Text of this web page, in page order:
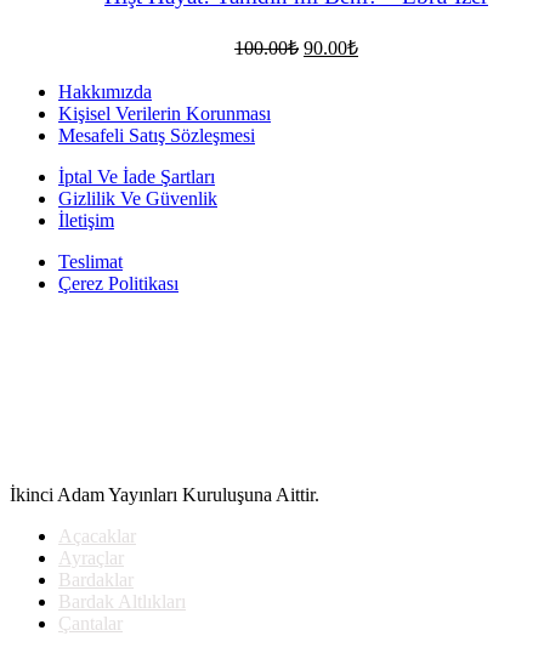
100.00₺ Orijinal
90.00₺Şu
Hakkımızda
Kişisel Verilerin Korunması
Mesafeli Satış Sözleşmesi
İptal Ve İade Şartları
Gizlilik Ve Güvenlik
İletişim
Teslimat
Çerez Politikası
İkinci Adam Yayınları Kuruluşuna Aittir.
Açacaklar
Ayraçlar
Bardaklar
Bardak Altlıkları
Çantalar